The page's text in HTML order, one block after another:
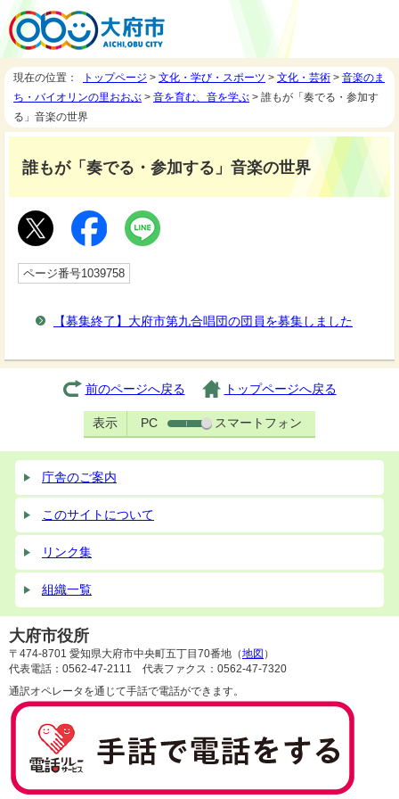
現在の位置： トップページ > 文化・学び・スポーツ > 文化・芸術 > 音楽のま
ち・バイオリンの里おおぶ > 音を育む、音を学ぶ > 誰もが「奏でる・参加す
る」音楽の世界
誰もが「奏でる・参加する」音楽の世界
ページ番号1039758
【募集終了】大府市第九合唱団の団員を募集しました
前のページへ戻る トップページへ戻る
表示 PC スマートフォン
庁舎のご案内
このサイトについて
リンク集
組織一覧
大府市役所
〒474-8701 愛知県大府市中央町五丁目70番地（地図 ）
代表電話：0562-47-2111 代表ファクス：0562-47-7320
通訳オペレータを通じて手話で電話ができます。